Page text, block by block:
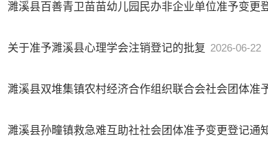
濉溪县百善青卫苗苗幼儿园民办非企业单位准予变更
关于准予濉溪县心理学会注销登记的批复 2026-06-22
濉溪县双堆集镇农村经济合作组织联合会社会团体准
濉溪县孙疃镇救急难互助社社会团体准予变更登记通